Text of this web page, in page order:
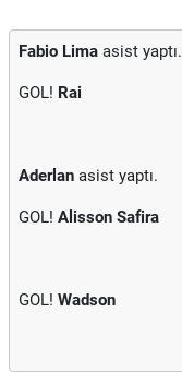
Fabio Lima asist yaptı.
GOL! Rai
Aderlan asist yaptı.
GOL! Alisson Safira
GOL! Wadson